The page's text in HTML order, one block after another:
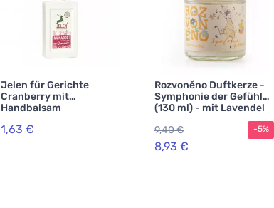
Jelen für Gerichte
Cranberry mit
Handbalsam
1,63 €
Rozvoněno Duftkerze -
Symphonie der Gefühle
(130 ml) - mit Lavendel
9,40 €
8,93 €
-5%